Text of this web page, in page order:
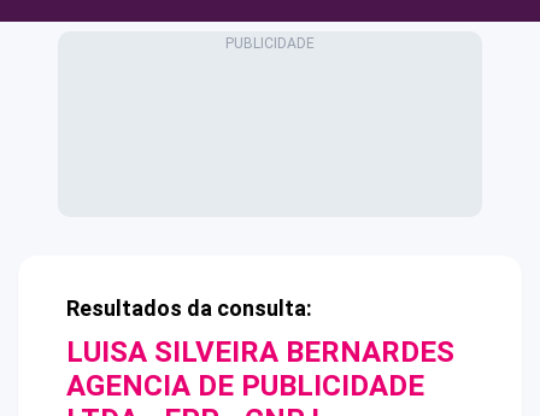
Resultados da consulta:
LUISA SILVEIRA BERNARDES
AGENCIA DE PUBLICIDADE